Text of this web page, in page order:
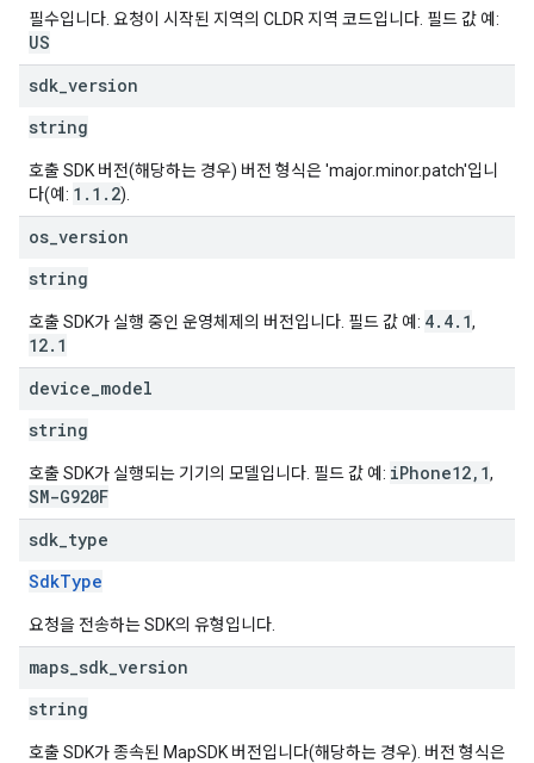
필수입니다. 요청이 시작된 지역의 CLDR 지역 코드입니다. 필드 값 예:
US
sdk version
string
호출 SDK 버전(해당하는 경우) 버전 형식은 'major.minor.patch'입니
다(예: 1.1.2).
os version
string
호출 SDK가 실행 중인 운영체제의 버전입니다. 필드 값 예: 4.4.1,
12.1
device model
string
호출 SDK가 실행되는 기기의 모델입니다. 필드 값 예: iPhone12,1,
SM-G920F
sdk type
SdkType
요청을 전송하는 SDK의 유형입니다.
maps sdk version
string
호출 SDK가 종속된 MapSDK 버전입니다(해당하는 경우). 버전 형식은